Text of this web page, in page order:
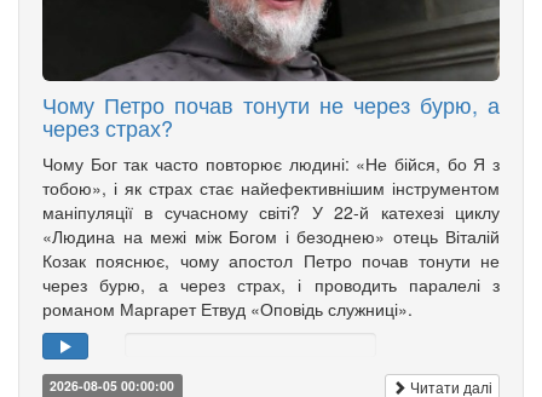
Чому Петро почав тонути не через бурю, а
через страх?
Чому Бог так часто повторює людині: «Не бійся, бо Я з
тобою», і як страх стає найефективнішим інструментом
маніпуляції в сучасному світі? У 22-й катехезі циклу
«Людина на межі між Богом і безоднею» отець Віталій
Козак пояснює, чому апостол Петро почав тонути не
через бурю, а через страх, і проводить паралелі з
романом Маргарет Етвуд «Оповідь служниці».
2026-08-05 00:00:00 Читати далі